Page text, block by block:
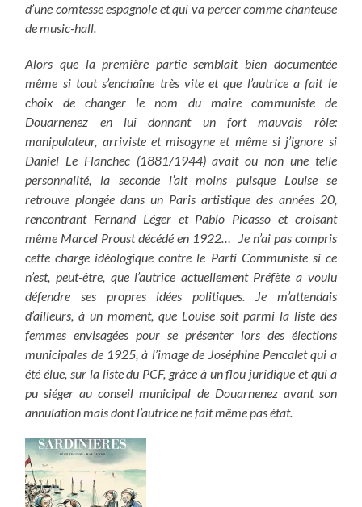
d’une comtesse espagnole et qui va percer comme chanteuse
de music-hall.
Alors que la première partie semblait bien documentée
même si tout s’enchaîne très vite et que l’autrice a fait le
choix de changer le nom du maire communiste de
Douarnenez en lui donnant un fort mauvais rôle:
manipulateur, arriviste et misogyne et même si j’ignore si
Daniel Le Flanchec (1881/1944) avait ou non une telle
personnalité, la seconde l’ait moins puisque Louise se
retrouve plongée dans un Paris artistique des années 20,
rencontrant Fernand Léger et Pablo Picasso et croisant
même Marcel Proust décédé en 1922… Je n’ai pas compris
cette charge idéologique contre le Parti Communiste si ce
n’est, peut-être, que l’autrice actuellement Préfète a voulu
défendre ses propres idées politiques. Je m’attendais
d’ailleurs, à un moment, que Louise soit parmi la liste des
femmes envisagées pour se présenter lors des élections
municipales de 1925, à l’image de Joséphine Pencalet qui a
été élue, sur la liste du PCF, grâce à un flou juridique et qui a
pu siéger au conseil municipal de Douarnenez avant son
annulation mais dont l’autrice ne fait même pas état.